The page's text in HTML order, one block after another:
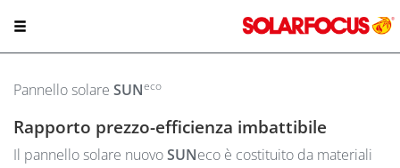
Pannello solare SUNeco
Rapporto prezzo-efficienza imbattibile
Il pannello solare nuovoSUNeco è costituito da materiali